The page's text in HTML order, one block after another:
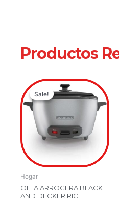
Productos
Sale!
Sale!
Hogar
OLLA ARROCERA BLACK
AND DECKER RICE
Original
price
was:
Current
price